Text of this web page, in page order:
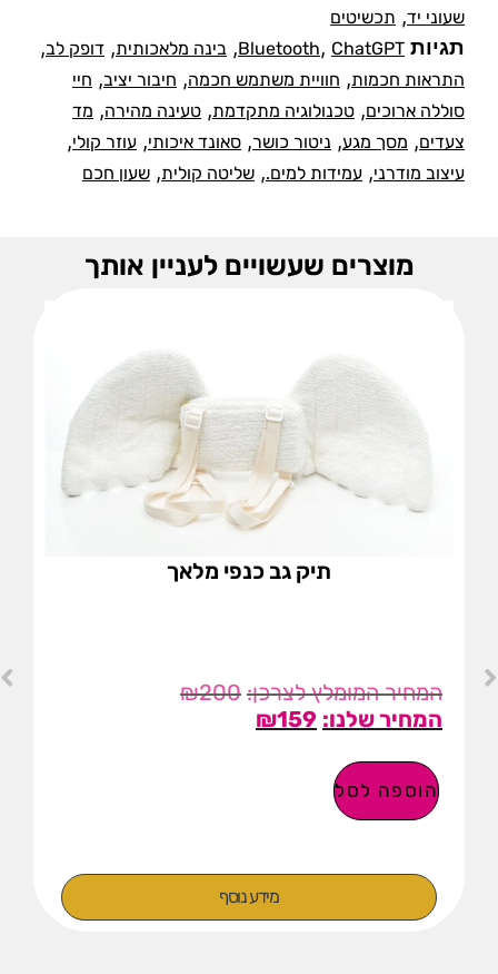
שעוני יד, תכשיטים
תגיות Bluetooth, ChatGPT
, בינה מלאכותית, דופק לב,
התראות חכמות, חוויית משתמש חכמה, חיבור יציב, חיי
סוללה ארוכים, טכנולוגיה מתקדמת, טעינה מהירה, מד
צעדים, מסך מגע, ניטור כושר, סאונד איכותי, עוזר קולי,
עיצוב מודרני, עמידות למים., שליטה קולית, שעון חכם
מוצרים שעשויים לעניין אותך
תיק גב כנפי מלאך
₪200
₪159
הוספה לסל
מידע נוסף